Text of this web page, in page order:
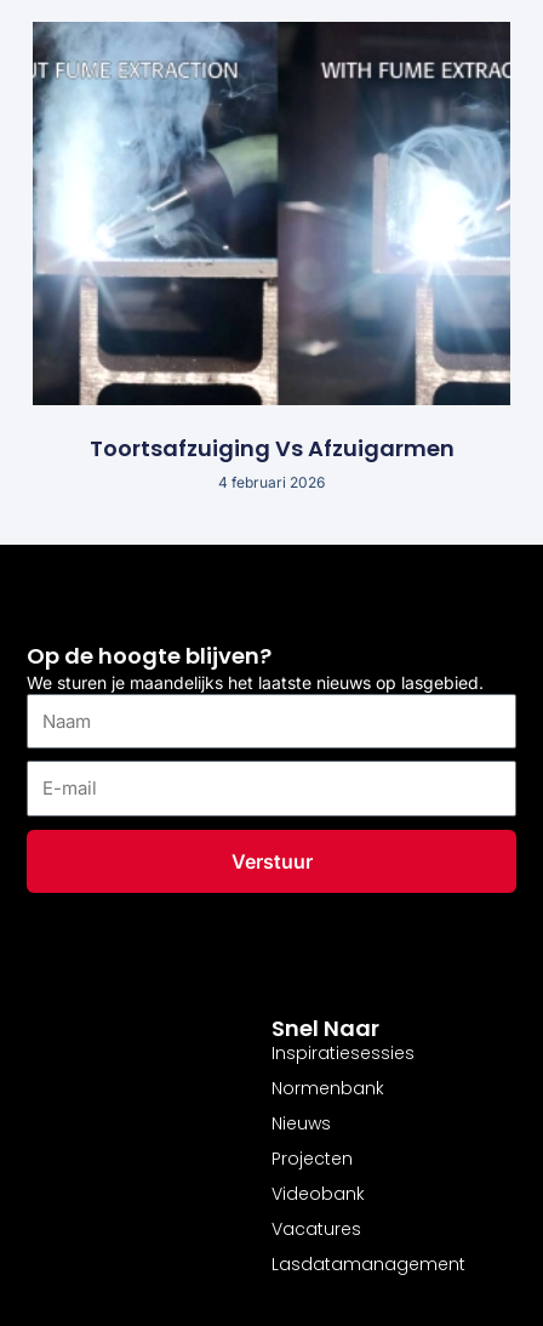
Toortsafzuiging Vs Afzuigarmen
4 februari 2026
Snel Naar
Inspiratiesessies
Normenbank
Nieuws
Projecten
Videobank
Vacatures
Lasdatamanagement
Op de hoogte blijven?
We sturen je maandelijks het laatste nieuws op lasgebied.
mail
Verstuur